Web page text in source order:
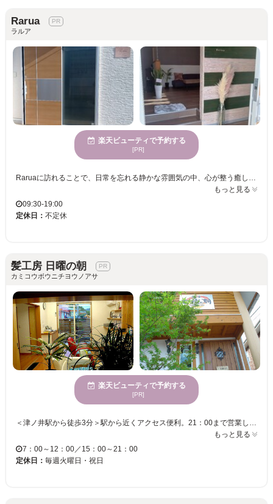
Rarua
ラルア
楽天ビューティで予約する
[PR]
もっと見る
09:30-19:00
定休日： 不定休
髪工房 日曜の朝
カミコウボウニチヨウノアサ
楽天ビューティで予約する
[PR]
＜津ノ井駅から徒歩3分＞駅から近くアクセス便利。21：00まで営業しているので、お仕事終わりの方も気軽に来店頂けます☆店内は木の温もりを感じる、“ホッ”と一息つける憩の空間。アットホームなサロンなので、伝えにくいイメージなども緊張せずに何でも相談しやすい◎初めてご来店の方も、経験豊富なスタイリストに安心してお任せ下さい！ 【髪工房日曜の朝】で自分に1番似合うスタイルを見つけませんか？1人1人の骨格や髪質に合わせて、あなたに似合うスタイルを提案します！ 「日曜の朝 午前7時」に是非おいでください。きっと良い1日になると思います。
もっと見る
7：00～12：00／15：00～21：00
定休日： 毎週火曜日・祝日